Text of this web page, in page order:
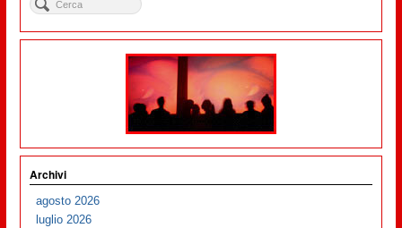
Archivi
agosto 2026
luglio 2026